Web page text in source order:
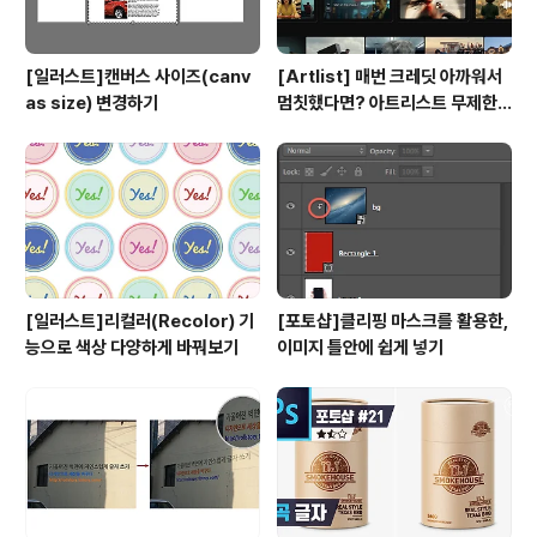
[일러스트]캔버스 사이즈(canv
as size) 변경하기
[Artlist] 매번 크레딧 아까워서
멈칫했다면? 아트리스트 무제한
[일러스트]리컬러(Recolor) 기
능으로 색상 다양하게 바꿔보기
[포토샵]클리핑 마스크를 활용한,
이미지 틀안에 쉽게 넣기